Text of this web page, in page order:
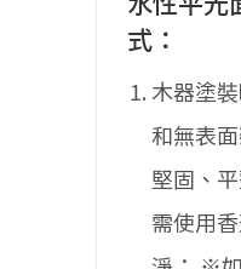
式：
木器塗
和無表
堅固、平
需使用